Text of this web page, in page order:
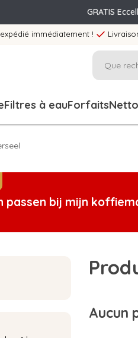
GRATIS
immédiatement !
Filtres à eauForfaits
passen bij mijn
Aucun